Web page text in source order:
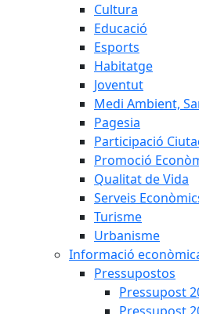
Cultura
Educació
Esports
Habitatge
Joventut
Medi Ambient,
Pagesia
Participació
Promoció
Qualitat de Vida
Serveis
Turisme
Urbanisme
Informació
Pressupostos
Pressupost